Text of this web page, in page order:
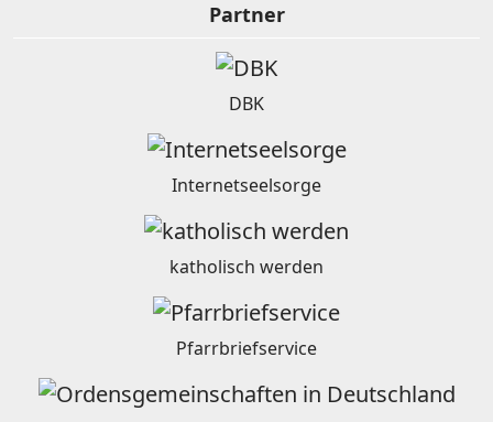
Partner
DBK
Internetseelsorge
katholisch werden
Pfarrbriefservice